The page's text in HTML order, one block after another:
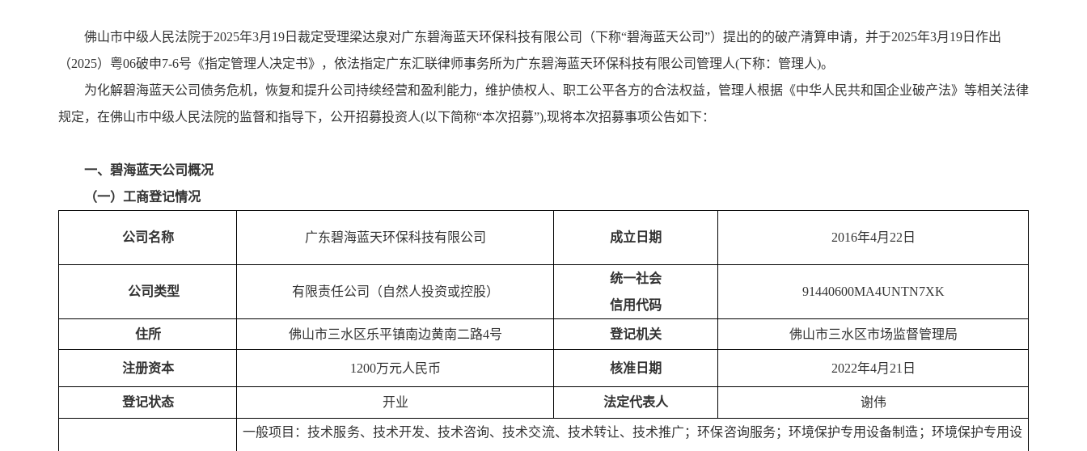
佛山市中级人民法院于2025年3月19日裁定受理梁达泉对广东碧海蓝天环保科技有限公司（下称“碧海蓝天公司”）提出的的破产清算申请，并于2025年3月19日作出
（2025）粤06破申7-6号《指定管理人决定书》，依法指定广东汇联律师事务所为广东碧海蓝天环保科技有限公司管理人(下称：管理人)。
为化解碧海蓝天公司债务危机，恢复和提升公司持续经营和盈利能力，维护债权人、职工公平各方的合法权益，管理人根据《中华人民共和国企业破产法》等相关法律
规定，在佛山市中级人民法院的监督和指导下，公开招募投资人(以下简称“本次招募”),现将本次招募事项公告如下：
一、碧海蓝天公司概况
（一）工商登记情况
公司名称 广东碧海蓝天环保科技有限公司 成立日期 2016年4月22日
公司类型 有限责任公司（自然人投资或控股）
统一社会
信用代码
91440600MA4UNTN7XK
住所 佛山市三水区乐平镇南边黄南二路4号 登记机关 佛山市三水区市场监督管理局
注册资本 1200万元人民币 核准日期 2022年4月21日
登记状态 开业 法定代表人 谢伟
一般项目：技术服务、技术开发、技术咨询、技术交流、技术转让、技术推广；环保咨询服务；环境保护专用设备制造；环境保护专用设